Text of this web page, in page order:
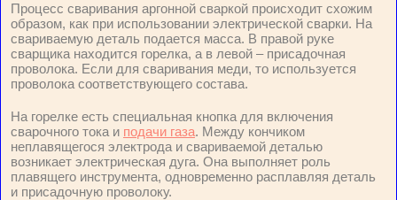
Процесс сваривания аргонной сваркой происходит схожим
образом, как при использовании электрической сварки. На
свариваемую деталь подается масса. В правой руке
сварщика находится горелка, а в левой – присадочная
проволока. Если для сваривания меди, то используется
проволока соответствующего состава.
На горелке есть специальная кнопка для включения
сварочного тока и подачи газа. Между кончиком
неплавящегося электрода и свариваемой деталью
возникает электрическая дуга. Она выполняет роль
плавящего инструмента, одновременно расплавляя деталь
и присадочную проволоку.